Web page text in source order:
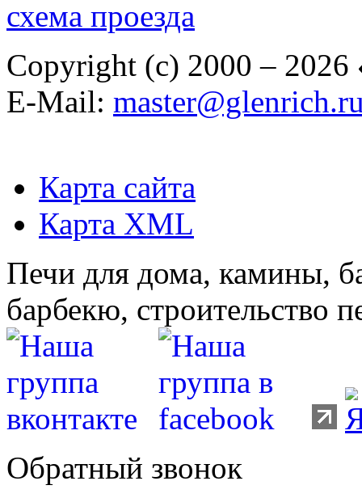
схема проезда
Copyright (c) 2000 – 2026
E-Mail:
Карта сайта
Карта XML
Печи для дома, камины,
барбекю, строительство
Обратный звонок